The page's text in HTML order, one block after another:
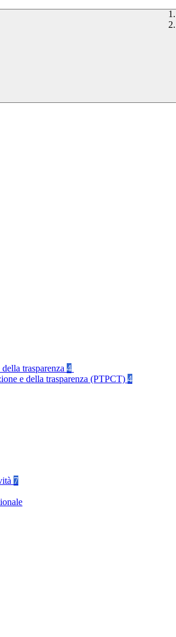
trasparenza 4
e della trasparenza (PTPCT) 4
7